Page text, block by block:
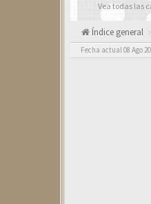
Vea todas las
Índice general
Fecha actual 08 Ago